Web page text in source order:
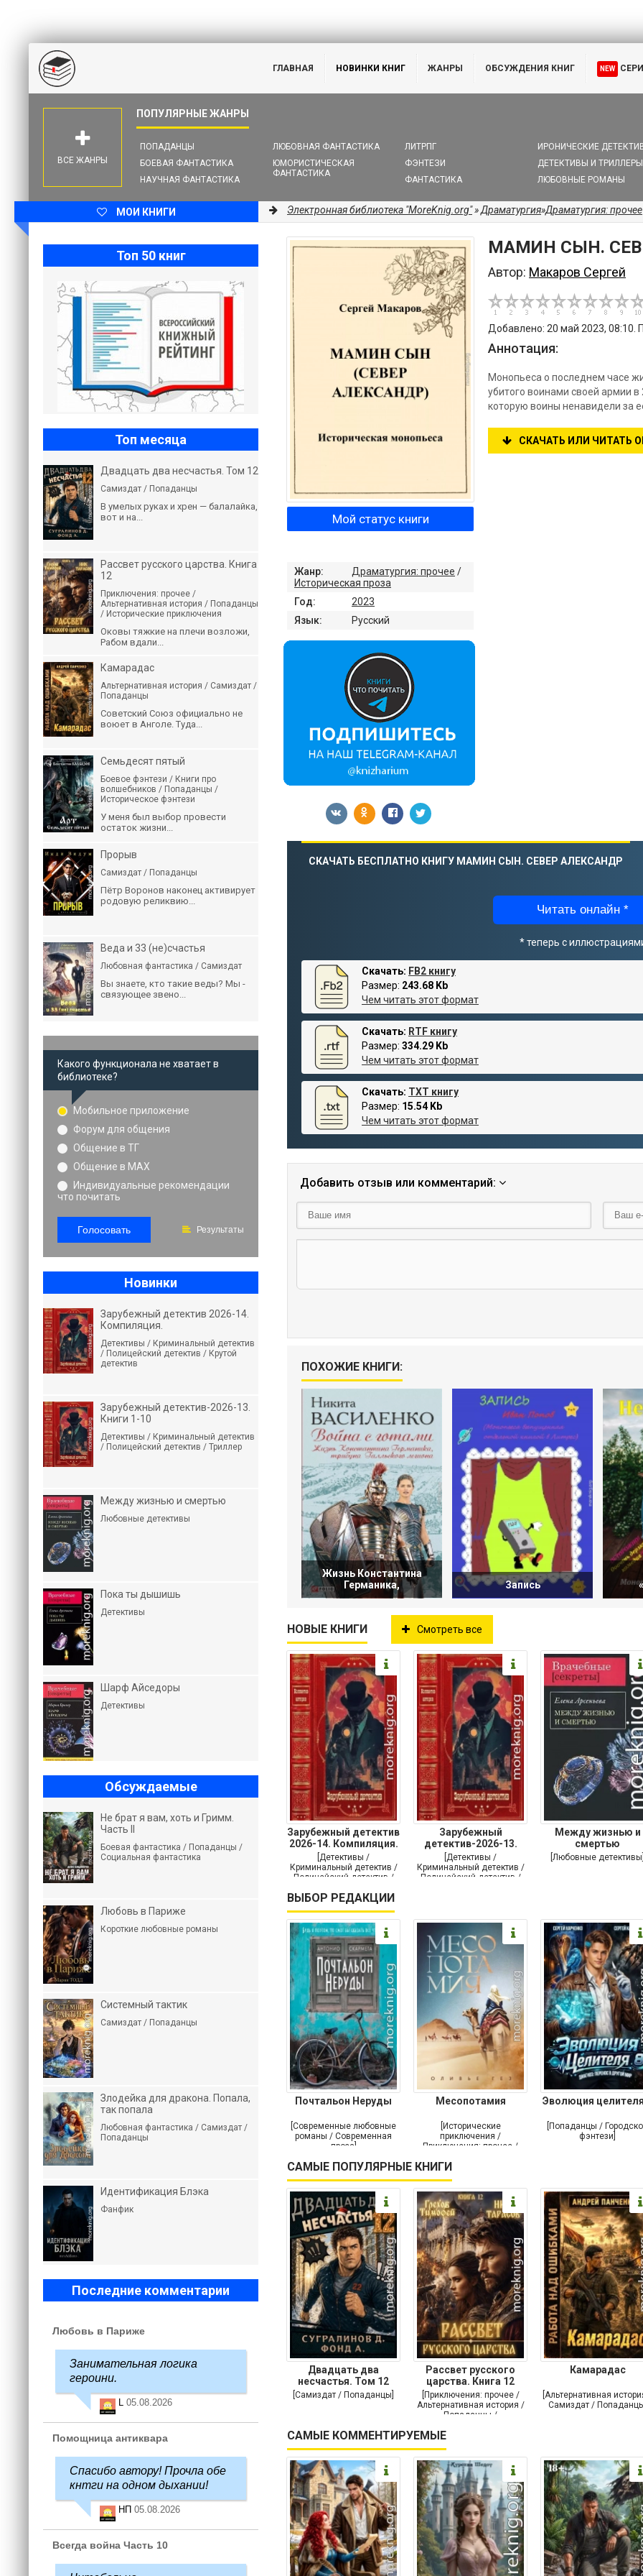
ГЛАВНАЯ НОВИНКИ КНИГ ЖАНРЫ ОБСУЖДЕНИЯ КНИГ NEW
ПОПАДАНЦЫ
БОЕВАЯ ФАНТАСТИКА
НАУЧНАЯ ФАНТАСТИКА
ЛЮБОВНАЯ ФАНТАСТИКА
ЮМОРИСТИЧЕСКАЯ
ФАНТАСТИКА
ЛИТРПГ
ФЭНТЕЗИ
ФАНТАСТИКА
ИРОНИЧЕСКИЕ
ДЕТЕКТИВЫ И ТРИЛЛЕРЫ
ЛЮБОВНЫЕ РОМАНЫ
ВСЕ ЖАНРЫ
МОИ КНИГИ Электронная библиотека "MoreKnig.org"»Драматургия»Драматургия: прочее
МАМИН СЫН.
Автор: Макаров Сергей
Добавлено: 20 май 2023, 08:10.
Аннотация:
Монопьеса о последнем часе
убитого воинами своей армии
которую воины ненавидели за
СКАЧАТЬ ИЛИ ЧИТАТЬ
Мой статус книги
Жанр: Драматургия: прочее /
Историческая проза
Год:
2023
Язык:
Русский
СКАЧАТЬ БЕСПЛАТНО КНИГУ МАМИН СЫН. СЕВЕР АЛЕКСАНДР
Читать онлайн *
* теперь с
Скачать: FB2 книгу
Размер: 243.68 Kb
Чем читать этот формат
Скачать: RTF книгу
Размер: 334.29 Kb
Чем читать этот формат
Скачать: TXT книгу
Размер: 15.54 Kb
Чем читать этот формат
Добавить отзыв или комментарий:
ПОХОЖИЕ КНИГИ:
Жизнь Константина
Германика,
Запись
НОВЫЕ КНИГИ Смотреть все
Зарубежный детектив
2026-14. Компиляция.
Книги
[Детективы /
Криминальный детектив /
Полицейский детектив /
Зарубежный
детектив-2026-13.
Книги 1-10
[Детективы /
Криминальный детектив /
Полицейский детектив /
Между жизнью и
смертью
[Любовные
ВЫБОР РЕДАКЦИИ
Почтальон Неруды
[Современные любовные
романы / Современная
проза]
Месопотамия
[Исторические
приключения /
Приключения: прочее /
Историческая проза]
Эволюция
[Попаданцы /
фэнтези]
САМЫЕ ПОПУЛЯРНЫЕ КНИГИ
Двадцать два
несчастья. Том 12
[Самиздат / Попаданцы]
Рассвет русского
царства. Книга 12
[Приключения: прочее /
Альтернативная история /
Попаданцы /
приключения]
Камарадас
[Альтернативная
Самиздат /
САМЫЕ КОММЕНТИРУЕМЫЕ
Топ 50 книг
Топ месяца
Двадцать два несчастья. Том 12
Самиздат / Попаданцы
В умелых руках и хрен — балалайка,
вот и на...
Рассвет русского царства. Книга
12
Приключения: прочее /
Альтернативная история / Попаданцы
/ Исторические приключения
Оковы тяжкие на плечи возложи,
Рабом вдали...
Камарадас
Альтернативная история / Самиздат /
Попаданцы
Советский Союз официально не
воюет в Анголе. Туда...
Семьдесят пятый
Боевое фэнтези / Книги про
волшебников / Попаданцы /
Историческое фэнтези
У меня был выбор провести
остаток жизни...
Прорыв
Самиздат / Попаданцы
Пётр Воронов наконец активирует
родовую реликвию...
Веда и 33 (не)счастья
Любовная фантастика / Самиздат
Вы знаете, кто такие веды? Мы -
связующее звено...
Какого функционала не хватает в
библиотеке?
Мобильное приложение
Форум для общения
Общение в ТГ
Общение в MAX
Индивидуальные рекомендации
что почитать
Голосовать Результаты
Новинки
Зарубежный детектив 2026-14.
Компиляция.
Детективы / Криминальный детектив
/ Полицейский детектив / Крутой
детектив
Зарубежный детектив-2026-13.
Книги 1-10
Детективы / Криминальный детектив
/ Полицейский детектив / Триллер
Между жизнью и смертью
Любовные детективы
Пока ты дышишь
Детективы
Шарф Айседоры
Детективы
Обсуждаемые
Не брат я вам, хоть и Гримм.
Часть II
Боевая фантастика / Попаданцы /
Социальная фантастика
Любовь в Париже
Короткие любовные романы
Системный тактик
Самиздат / Попаданцы
Злодейка для дракона. Попала,
так попала
Любовная фантастика / Самиздат /
Попаданцы
Идентификация Блэка
Фанфик
Последние комментарии
Любовь в Париже
Занимательная логика
героини.
L 05.08.2026
Помощница антиквара
Спасибо автору! Прочла обе
кнтги на одном дыхании!
НП 05.08.2026
Всегда война Часть 10